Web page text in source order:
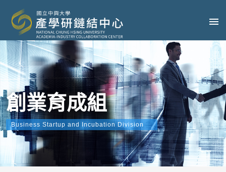
創業育成組
Business Startup and Incubation Division